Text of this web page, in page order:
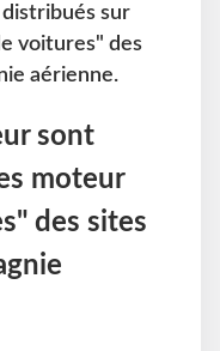
sur
voitures" des
aérienne.
sont
moteur
des sites